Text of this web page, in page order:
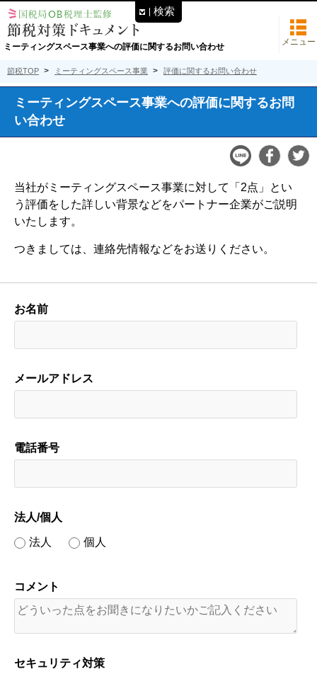
ミーティングスペース事業への評価に関するお問い合わせ メニュー
節税TOP ミーティングスペース事業 評価に関するお問い合わせ
ミーティングスペース事業への評価に関するお問
い合わせ
当社がミーティングスペース事業に対して「2点」とい
う評価をした詳しい背景などをパートナー企業がご説明
いたします。
つきましては、連絡先情報などをお送りください。
お名前
メールアドレス
電話番号
法人/個人
法人 個人
コメント
セキュリティ対策
検索